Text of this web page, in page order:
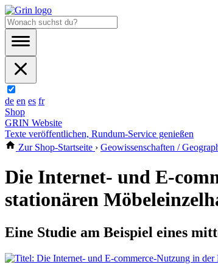
de en es fr
Shop
GRIN Website
Texte veröffentlichen, Rundum-Service genießen
Zur Shop-Startseite › Geowissenschaften /
Die Internet- und E-
stationären
Eine Studie am Beispiel eines